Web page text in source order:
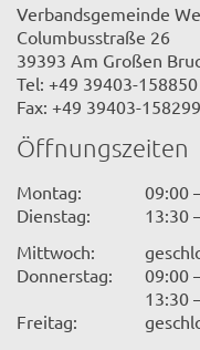
Verbandsgemeinde
Columbusstraße 26
39393 Am Großen
Tel: +49 39403-158850
Fax: +49 39403-158299
Öffnungszeiten
Montag:
09:00
Dienstag:
13:30
Mittwoch:
Donnerstag:
09:00
13:30
Freitag: